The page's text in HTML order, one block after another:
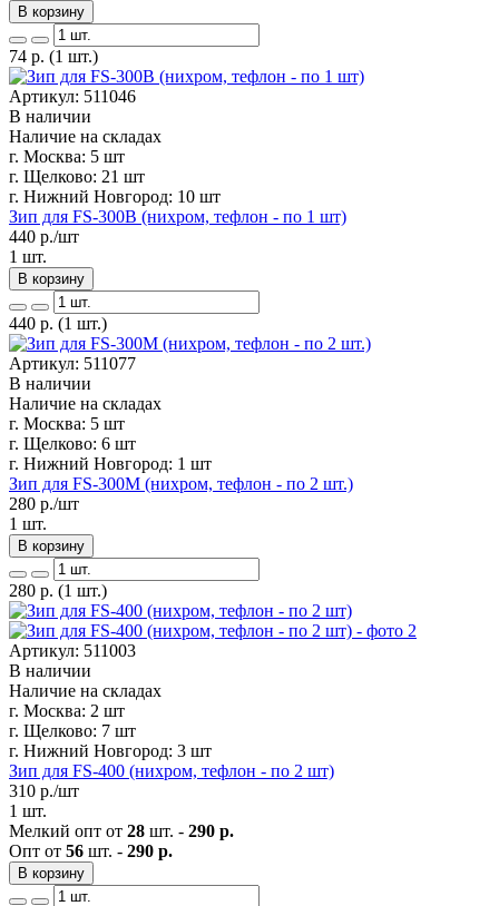
В корзину
74 р. (1 шт.)
Артикул: 511046
В наличии
Наличие на складах
г. Москва: 5 шт
г. Щелково: 21 шт
г. Нижний Новгород: 10 шт
Зип для FS-300B (нихром, тефлон - по 1 шт)
440 р./шт
1 шт.
В корзину
440 р. (1 шт.)
Артикул: 511077
В наличии
Наличие на складах
г. Москва: 5 шт
г. Щелково: 6 шт
г. Нижний Новгород: 1 шт
Зип для FS-300M (нихром, тефлон - по 2 шт.)
280 р./шт
1 шт.
В корзину
280 р. (1 шт.)
Артикул: 511003
В наличии
Наличие на складах
г. Москва: 2 шт
г. Щелково: 7 шт
г. Нижний Новгород: 3 шт
Зип для FS-400 (нихром, тефлон - по 2 шт)
310 р./шт
1 шт.
Мелкий опт от 28 шт. - 290 р.
Опт от 56 шт. - 290 р.
В корзину